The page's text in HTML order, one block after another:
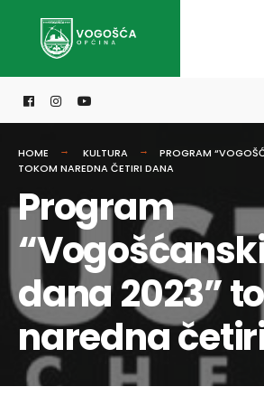
HOME KULTURA
PROGRAM
TOKOM NAREDNA ČETIRI DANA
Program
dana 2023”
naredna
for: